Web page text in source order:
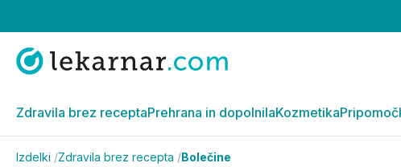
Zdravila brez receptaPrehrana in dopolnilaKozmetika
Izdelki /Zdravila brez recepta /Bolečine